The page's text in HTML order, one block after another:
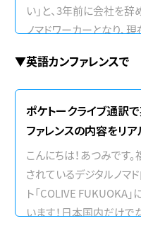
い」と、3年前に会社を辞
ノマドワーカーとなり、
す。今年の夏はフランスの
ドーに行ってきました！
は、相手の英語をなんと
れるけど簡単な英語をカ
▼英語カンファレンスで
ポケトークライブ通訳
ファレンスの内容をリ
理解できるのか？｜
OKA②
こんにちは！あつみです
されているデジタルノマ
ト「COLIVE FUKUOKA」
います！日本国内だけで